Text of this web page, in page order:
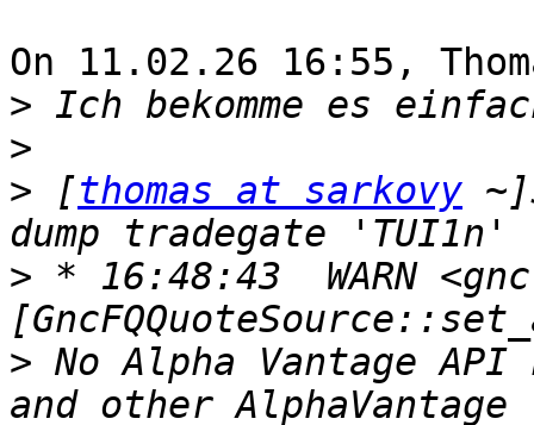
On 11.02.26 16:55,
>
>
> [thomas at sarkovy
> * 16:48:43  WARN
> No Alpha Vantage